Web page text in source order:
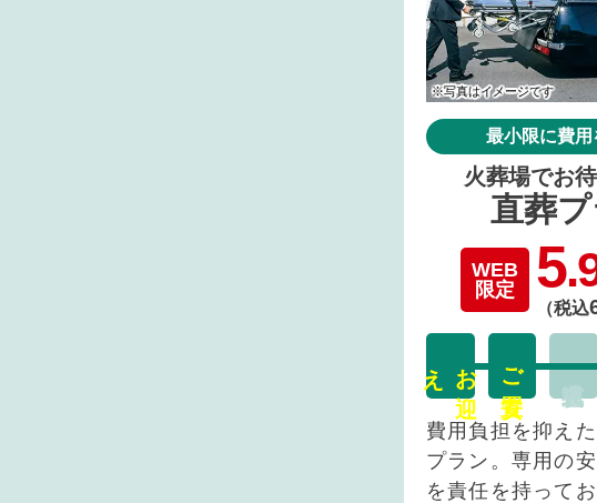
※写真はイメージです
最小限に費用
火葬場でお
直葬
WEB
限定
5
（税込
お
迎
え ご安置
費用負担を抑え
プラン。専用の
を責任を持って